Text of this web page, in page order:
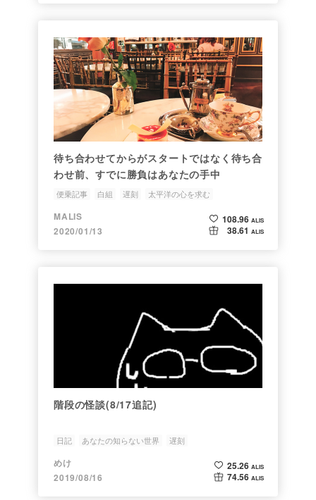
待ち合わせてからがスタートではなく待ち合
わせ前、すでに勝負はあなたの手中
便乗記事 白組 遅刻 太平洋の心を求む
MALIS
2020/01/13
108.96 ALIS
38.61 ALIS
階段の怪談(8/17追記)
日記 あなたの知らない世界 遅刻
めけ
2019/08/16
25.26 ALIS
74.56 ALIS